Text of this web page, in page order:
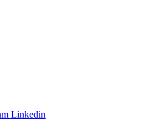
Linkedin